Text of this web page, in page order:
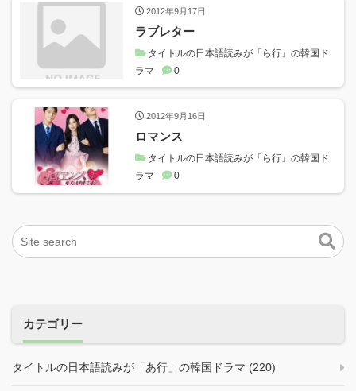
2012年9月17日
ラブレター
タイトルの日本語読みが「ら行」の韓国ド
ラマ
0
2012年9月16日
ロマンス
タイトルの日本語読みが「ら行」の韓国ド
ラマ
0
カテゴリー
タイトルの日本語読みが「あ行」の韓国ドラマ (220)